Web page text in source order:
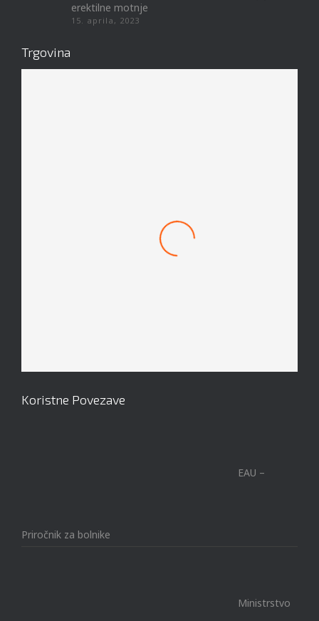
erektilne motnje
15. aprila, 2023
Trgovina
Koristne Povezave
EAU –
Priročnik za bolnike
Ministrstvo